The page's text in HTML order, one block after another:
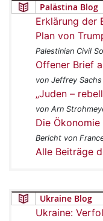
Palästina Blog
Erklärung der
Plan von
Palestinian Civil
Offener Brief
von Jeffrey Sachs
„Juden –
von Arn
Die
Bericht von
Alle Beiträge
Ukraine Blog
Ukraine: